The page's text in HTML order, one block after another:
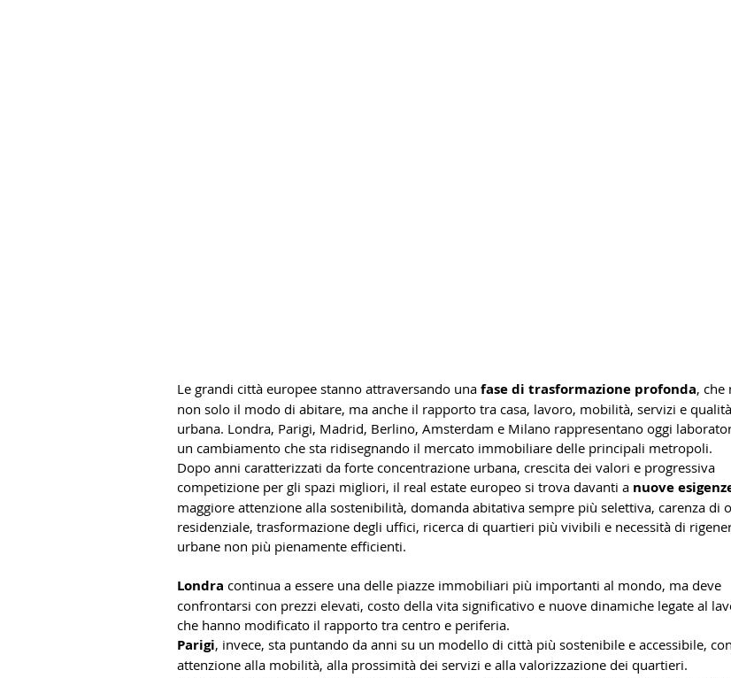
Le grandi città europee stanno attraversando una fase di trasformazione profonda, che
non solo il modo di abitare, ma anche il rapporto tra casa, lavoro, mobilità, servizi e
urbana. Londra, Parigi, Madrid, Berlino, Amsterdam e Milano rappresentano oggi
un cambiamento che sta ridisegnando il mercato immobiliare delle principali metropoli.
Dopo anni caratterizzati da forte concentrazione urbana, crescita dei valori e progressiva
competizione per gli spazi migliori, il real estate europeo si trova davanti a nuove
maggiore attenzione alla sostenibilità, domanda abitativa sempre più selettiva, carenza di
residenziale, trasformazione degli uffici, ricerca di quartieri più vivibili e necessità di
urbane non più pienamente efficienti.
Londra continua a essere una delle piazze immobiliari più importanti al mondo, ma deve
confrontarsi con prezzi elevati, costo della vita significativo e nuove dinamiche legate al
che hanno modificato il rapporto tra centro e periferia.
Parigi, invece, sta puntando da anni su un modello di città più sostenibile e accessibile,
attenzione alla mobilità, alla prossimità dei servizi e alla valorizzazione dei quartieri.